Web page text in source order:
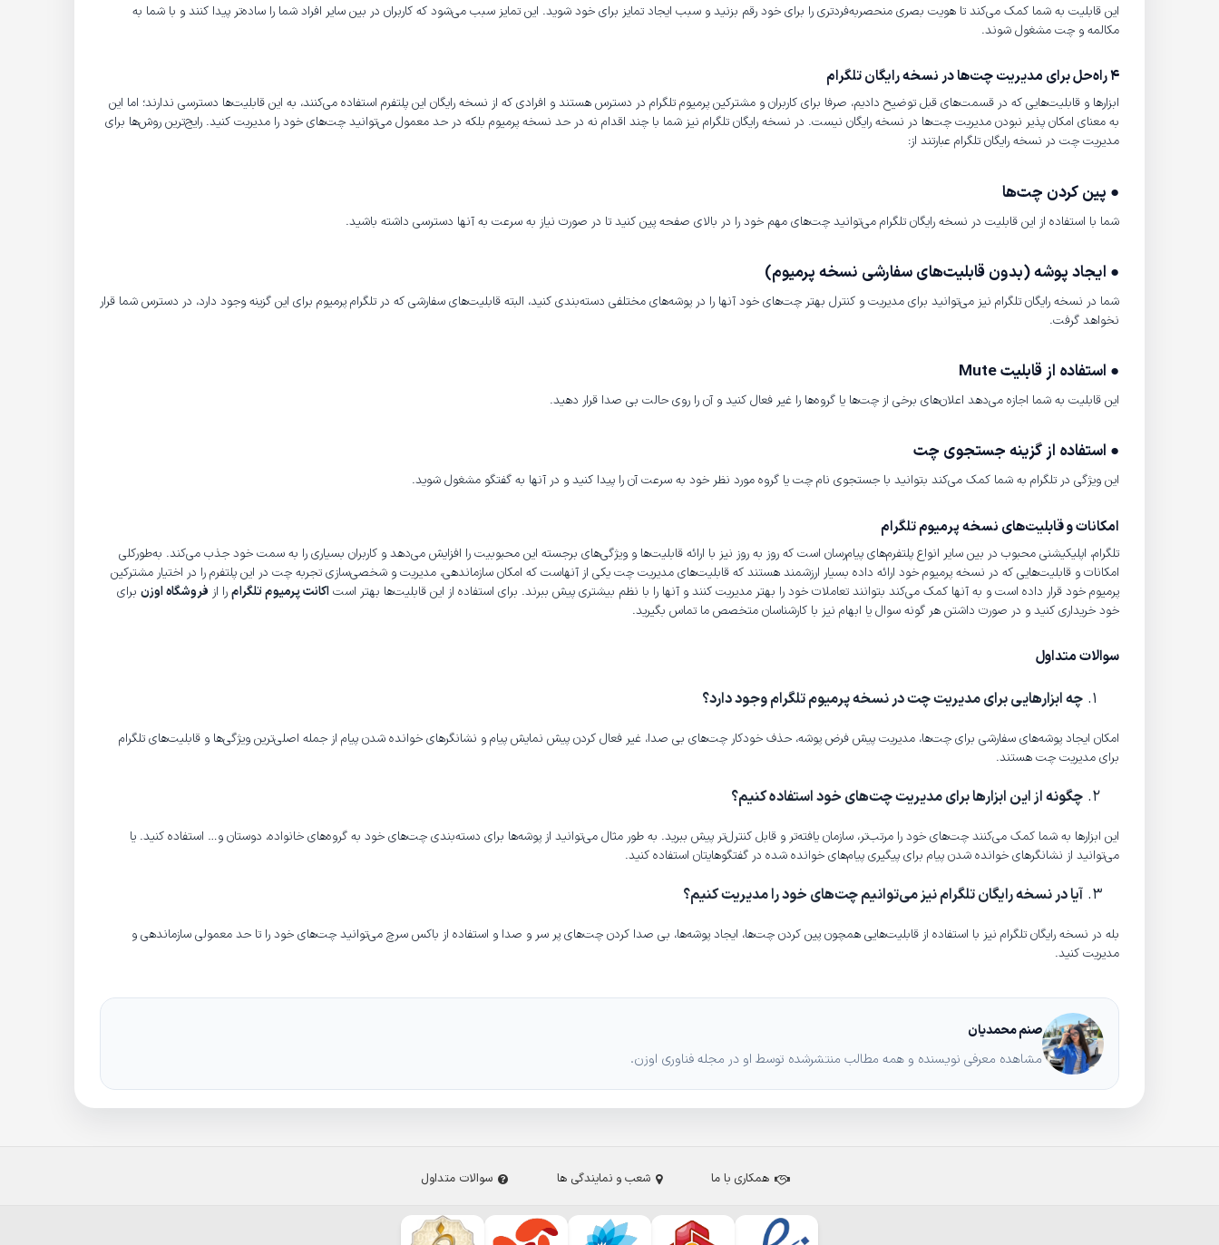
این قابلیت به شما کمک می‌کند تا هویت بصری منحصربه‌فردتری را برای خود رقم بزنید و سبب ایجاد تمایز برای خود شوید. این تمایز سبب می‌شود که کاربران در بین سایر افراد شما را ساده‌تر پیدا کنند و با شما به
مکالمه و چت مشغول شوند.
4 راه‌حل‌ برای مدیریت چت‌ها در نسخه رایگان تلگرام
ابزارها و قابلیت‌هایی که در قسمت‌های قبل توضیح دادیم، صرفا برای کاربران و مشترکین پرمیوم تلگرام در دسترس هستند و افرادی که از نسخه رایگان این پلتفرم استفاده می‌کنند، به این قابلیت‌ها دسترسی ندارند؛ اما این
به معنای امکان پذیر نبودن مدیریت چت‌ها در نسخه رایگان نیست. در نسخه رایگان تلگرام نیز شما با چند اقدام نه در حد نسخه پرمیوم بلکه در حد معمول می‌توانید چت‌های خود را مدیریت کنید. رایج‌ترین روش‌ها برای
مدیریت چت در نسخه رایگان تلگرام عبارتند از:
● پین کردن چت‌ها
شما با استفاده از این قابلیت در نسخه رایگان تلگرام می‌توانید چت‌های مهم خود را در بالای صفحه پین کنید تا در صورت نیاز به سرعت به آنها دسترسی داشته باشید.
● ایجاد پوشه (بدون قابلیت‌های سفارشی نسخه پرمیوم)
شما در نسخه رایگان تلگرام نیز می‌توانید برای مدیریت و کنترل بهتر چت‌های خود آنها را در پوشه‌های مختلفی دسته‌بندی کنید، البته قابلیت‌های سفارشی که در تلگرام پرمیوم برای این گزینه وجود دارد، در دسترس شما قرار
نخواهد گرفت.
● استفاده از قابلیتMute
این قابلیت به شما اجازه می‌دهد اعلان‌های برخی از چت‌ها یا گروه‌ها را غیر فعال کنید و آن را روی حالت بی صدا قرار دهید.
● استفاده از گزینه جستجوی چت
این ویژگی در تلگرام به شما کمک می‌کند بتوانید با جستجوی نام چت یا گروه مورد نظر خود به سرعت آن را پیدا کنید و در آنها به گفتگو مشغول شوید.
امکانات و قابلیت‌های نسخه پرمیوم تلگرام
تلگرام، اپلیکیشنی محبوب در بین سایر انواع پلتفرم‌های پیام‌رسان است که روز به روز نیز با ارائه قابلیت‌ها و ویژگی‌های برجسته این محبوبیت را افزایش می‌دهد و کاربران بسیاری را به سمت خود جذب می‌کند. به‌طورکلی
امکانات و قابلیت‌هایی که در نسخه پرمیوم خود ارائه داده بسیار ارزشمند هستند که قابلیت‌های مدیریت چت یکی از آنهاست که امکان سازماندهی، مدیریت و شخصی‌سازی تجربه چت در این پلتفرم را در اختیار مشترکین
پرمیوم خود قرار داده است و به آنها کمک می‌کند بتوانند تعاملات خود را بهتر مدیریت کنند و آنها را با نظم بیشتری پیش ببرند. برای استفاده از این قابلیت‌ها بهتر استاکانت پرمیوم تلگرامرا از فروشگاه اوزن برای
خود خریداری کنید و در صورت داشتن هر گونه سوال یا ابهام نیز با کارشناسان متخصص ما تماس بگیرید.
سوالات متداول
چه ابزارهایی برای مدیریت چت در نسخه پرمیوم تلگرام وجود دارد؟
امکان ایجاد پوشه‌های سفارشی برای چت‌‌ها، مدیریت پیش فرض پوشه، حذف خودکار چت‌های بی صدا، غیر فعال کردن پیش نمایش پیام و نشانگرهای خوانده شدن پیام از جمله اصلی‌ترین ویژگی‌ها و قابلیت‌های تلگرام
برای مدیریت چت هستند.
چگونه از این ابزارها برای مدیریت چت‌های خود استفاده کنیم؟
این ابزارها به شما کمک می‌کنند چت‌های خود را مرتب‌تر، سازمان یافته‌تر و قابل کنترل‌تر پیش ببرید. به طور مثال می‌توانید از پوشه‌ها برای دسته‌بندی چت‌های خود به گروه‌های خانواده، دوستان و… استفاده کنید. یا
می‌توانید از نشانگرهای خوانده شدن پیام برای پیگیری پیام‌های خوانده شده در گفتگوهایتان استفاده کنید.
آیا در نسخه رایگان تلگرام نیز می‌توانیم چت‌های خود را مدیریت کنیم؟
بله در نسخه رایگان تلگرام نیز با استفاده از قابلیت‌هایی همچون پین کردن چت‌ها، ایجاد پوشه‌ها، بی صدا کردن چت‌های پر سر و صدا و استفاده از باکس سرچ می‌توانید چت‌های خود را تا حد معمولی سازماندهی و
مدیریت کنید.
صنم محمدیان
مشاهده معرفی نویسنده و همه مطالب منتشرشده توسط او در مجله فناوری اوزن.
همکاری با ما شعب و نمایندگی ها سوالات متداول